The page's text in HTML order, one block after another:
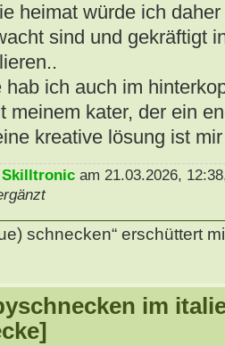
heimat würde ich
sind und gekräftigt
hab ich auch im
meinem kater, der ein
kreative lösung ist
Skilltronicam 21.03.2026,
schnecken“ erschüttert
im